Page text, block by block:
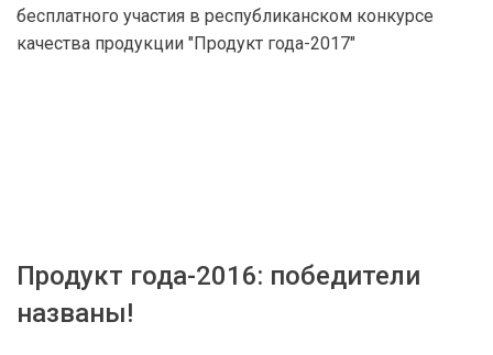
бесплатного участия в республиканском конкурсе
качества продукции "Продукт года-2017"
Продукт года-2016: победители
названы!